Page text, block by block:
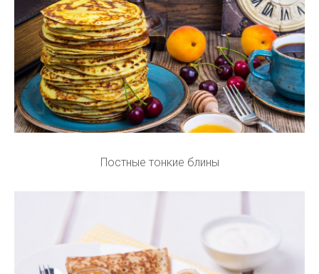
Постные тонкие блины